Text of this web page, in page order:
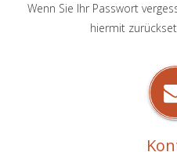
Wenn Sie Ihr Passwort
hiermit